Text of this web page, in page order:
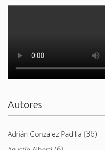
Autores
Adrián González Padilla (36)